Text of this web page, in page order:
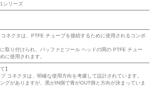
シリーズ
ネクタは、PTFE チューブを接続するために使用されるコンポ
取り付けられ、バッファとツール ヘッドの間の PTFE チュー
に使用されます。
】
コネクタは、明確な使用方向を考慮して設計されています。
グがありますが、黒がIN側で青がOUT側と方向が決まっていま